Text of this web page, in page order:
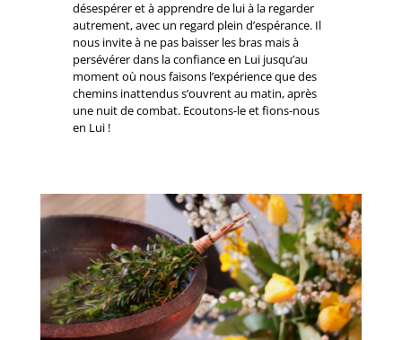
désespérer et à apprendre de lui à la regarder
autrement, avec un regard plein d’espérance. Il
nous invite à ne pas baisser les bras mais à
persévérer dans la confiance en Lui jusqu’au
moment où nous faisons l’expérience que des
chemins inattendus s’ouvrent au matin, après
une nuit de combat. Ecoutons-le et fions-nous
en Lui !